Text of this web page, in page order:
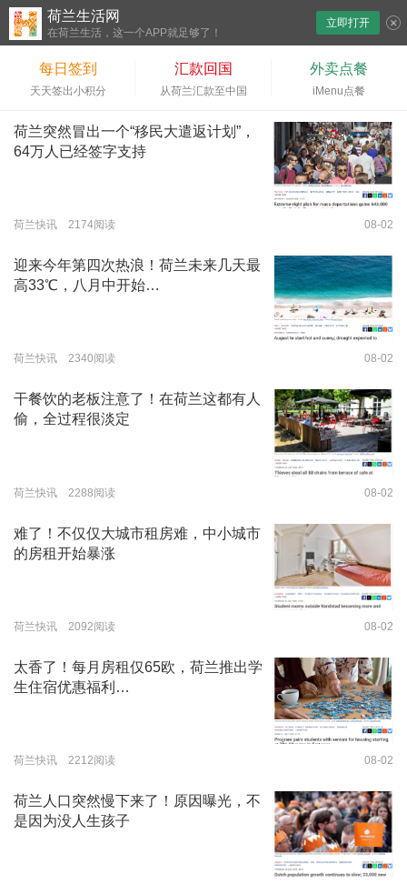
荷兰生活网
在荷兰生活，这一个APP就足够了！
立即打开
每日签到
天天签出小积分
汇款回国
从荷兰汇款至中国
外卖点餐
iMenu点餐
荷兰突然冒出一个“移民大遣返计划”，
64万人已经签字支持
荷兰快讯 2174阅读 08-02
迎来今年第四次热浪！荷兰未来几天最
高33℃，八月中开始…
荷兰快讯 2340阅读 08-02
干餐饮的老板注意了！在荷兰这都有人
偷，全过程很淡定
荷兰快讯 2288阅读 08-02
难了！不仅仅大城市租房难，中小城市
的房租开始暴涨
荷兰快讯 2092阅读 08-02
太香了！每月房租仅65欧，荷兰推出学
生住宿优惠福利…
荷兰快讯 2212阅读 08-02
荷兰人口突然慢下来了！原因曝光，不
是因为没人生孩子